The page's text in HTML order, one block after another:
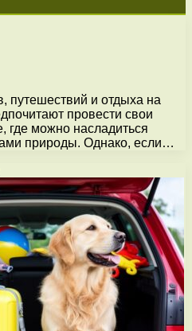
путешествий и отдыха на
провести свои
где можно насладиться
природы. Однако, если…